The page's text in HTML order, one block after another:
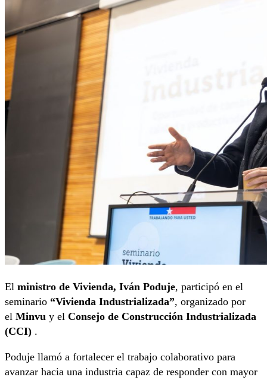
El ministro de Vivienda, Iván Poduje, participó en el
seminario “Vivienda Industrializada”, organizado por
el Minvu y el Consejo de Construcción Industrializada
(CCI) .
Poduje llamó a fortalecer el trabajo colaborativo para
avanzar hacia una industria capaz de responder con mayor